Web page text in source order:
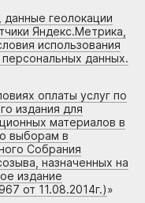
данные геолокации
Яндекс.Метрика,
использования
данных.
оплаты услуг по
издания для
материалов в
выборам в
Собрания
назначенных на
издание
от 11.08.2014г.)»